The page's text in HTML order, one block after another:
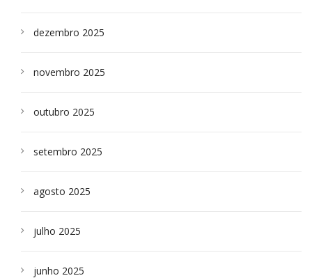
dezembro 2025
novembro 2025
outubro 2025
setembro 2025
agosto 2025
julho 2025
junho 2025